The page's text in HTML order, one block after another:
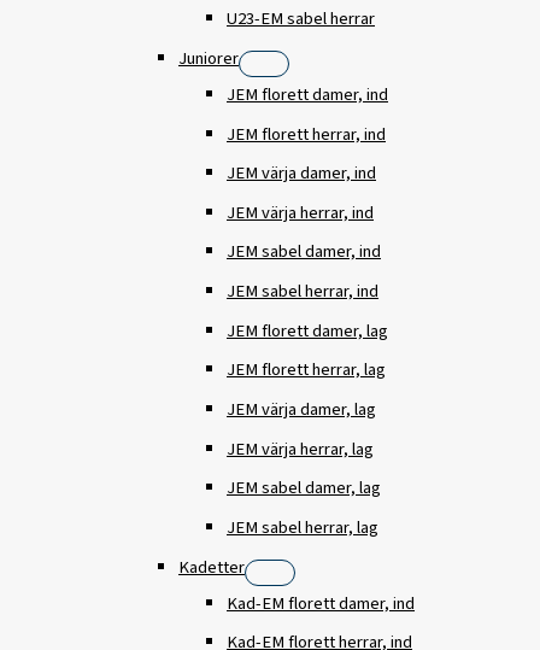
U23-EM sabel herrar
Juniorer
JEM florett damer, ind
JEM florett herrar, ind
JEM värja damer, ind
JEM värja herrar, ind
JEM sabel damer, ind
JEM sabel herrar, ind
JEM florett damer, lag
JEM florett herrar, lag
JEM värja damer, lag
JEM värja herrar, lag
JEM sabel damer, lag
JEM sabel herrar, lag
Kadetter
Kad-EM florett damer, ind
Kad-EM florett herrar, ind